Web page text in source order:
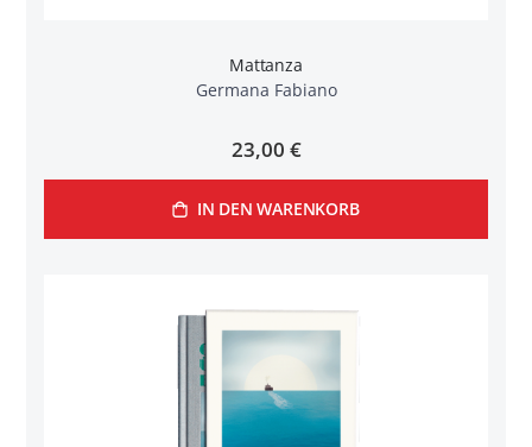
Mattanza
Germana Fabiano
23,00 €
IN DEN WARENKORB